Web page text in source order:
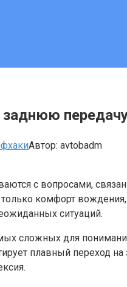
Автор: avtobadm
с вопросами,
только комфорт
ситуаций.
сложных для
плавный переход